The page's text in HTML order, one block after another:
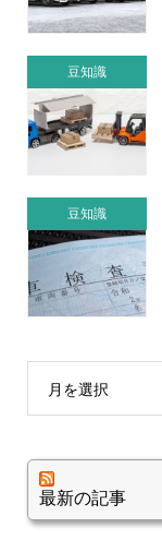
豆知識
豆知識
月を選択
最新の記事